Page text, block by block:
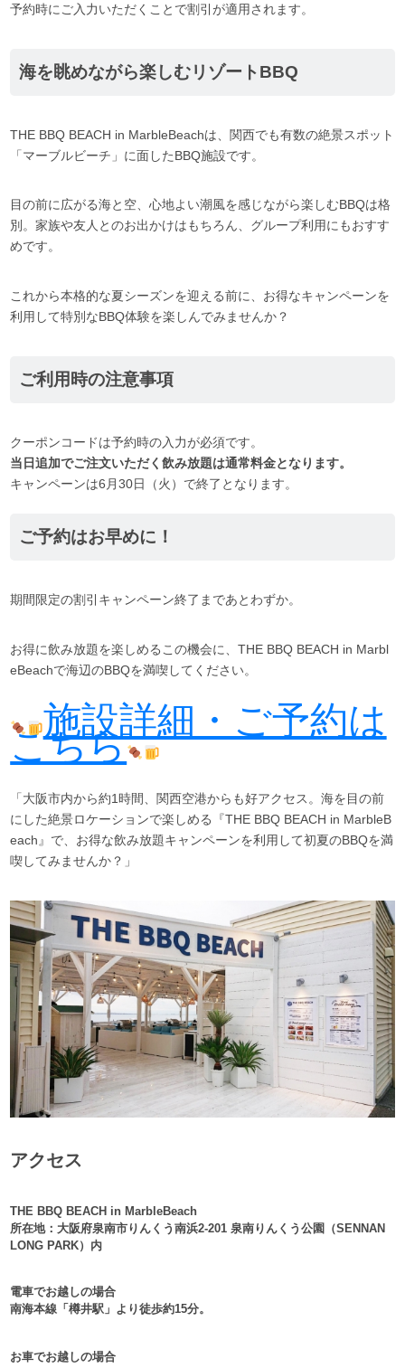
予約時にご入力いただくことで割引が適用されます。
海を眺めながら楽しむリゾートBBQ
THE BBQ BEACH in MarbleBeachは、関西でも有数の絶景スポット
「マーブルビーチ」に面したBBQ施設です。
目の前に広がる海と空、心地よい潮風を感じながら楽しむBBQは格
別。家族や友人とのお出かけはもちろん、グループ利用にもおすす
めです。
これから本格的な夏シーズンを迎える前に、お得なキャンペーンを
利用して特別なBBQ体験を楽しんでみませんか？
ご利用時の注意事項
クーポンコードは予約時の入力が必須です。
当日追加でご注文いただく飲み放題は通常料金となります。
キャンペーンは6月30日（火）で終了となります。
ご予約はお早めに！
期間限定の割引キャンペーン終了まであとわずか。
お得に飲み放題を楽しめるこの機会に、THE BBQ BEACH in Marbl
eBeachで海辺のBBQを満喫してください。
施設詳細・ご予約は
こちら
「大阪市内から約1時間、関西空港からも好アクセス。海を目の前
にした絶景ロケーションで楽しめる『THE BBQ BEACH in MarbleB
each』で、お得な飲み放題キャンペーンを利用して初夏のBBQを満
喫してみませんか？」
アクセス
THE BBQ BEACH in MarbleBeach
所在地：大阪府泉南市りんくう南浜2-201 泉南りんくう公園（SENNAN
LONG PARK）内
電車でお越しの場合
南海本線「樽井駅」より徒歩約15分。
お車でお越しの場合